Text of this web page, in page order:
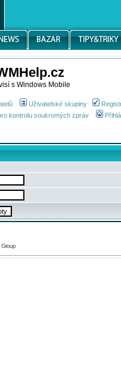
s Windows Mobile
Uživatelské skupiny
kontrolu soukromých zpráv